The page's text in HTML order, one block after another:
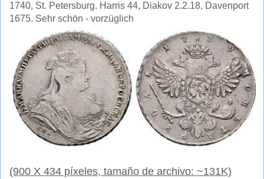
1740, St. Petersburg. Harris 44, Diakov 2.2.18, Davenport
1675. Sehr schön - vorzüglich
(900 X 434 píxeles, tamaño de archivo: ~131K)